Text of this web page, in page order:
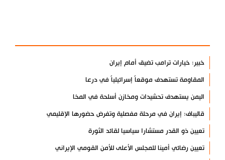
خبير: خيارات ترامب تضيق أمام إيران
المقاومة تستهدف موقعاً إسرائيلياً في درعا
اليمن يستهدف تحشيدات ومخازن أسلحة في المخا
قاليباف: إيران في مرحلة مفصلية وتفرض حضورها الإقليمي
تعيين ذو القدر مستشارا سياسيا لقائد الثورة
تعيين رضائي أمينا للمجلس الأعلى للأمن القومي الإيراني